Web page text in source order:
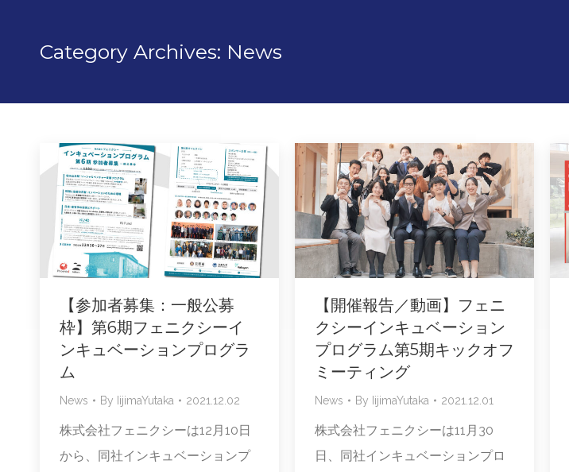
Category Archives: News
【参加者募集：一般公募
枠】第6期フェニクシーイ
ンキュベーションプログラ
ム
News By IijimaYutaka 2021.12.02
株式会社フェニクシーは12月10日
から、同社インキュベーションプ
【開催報告／動画】フェニ
クシーインキュベーション
プログラム第5期キックオフ
ミーティング
News By IijimaYutaka 2021.12.01
株式会社フェニクシーは11月30
日、同社インキュベーションプロ